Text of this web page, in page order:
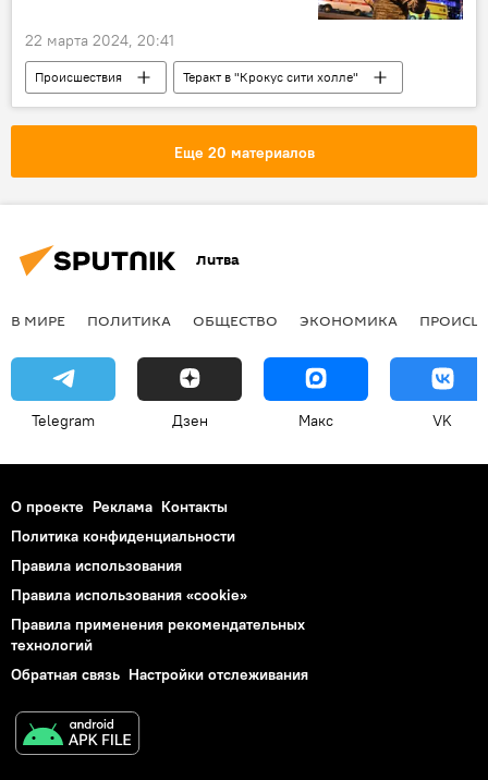
22 марта 2024, 20:41
Происшествия
Теракт в "Крокус сити холле"
Россия
Москва
Еще 20 материалов
Литва
В МИРЕ ПОЛИТИКА ОБЩЕСТВО ЭКОНОМИКА
Telegram Дзен Макс VK
О проекте Реклама Контакты
Политика конфиденциальности
Правила использования
Правила использования «cookie»
Правила применения рекомендательных
технологий
Обратная связь Настройки отслеживания